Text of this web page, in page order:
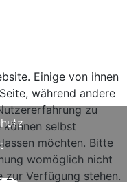
Einige von ihnen
während andere
zu
können selbst
möchten. Bitte
womöglich nicht
zur Verfügung stehen.